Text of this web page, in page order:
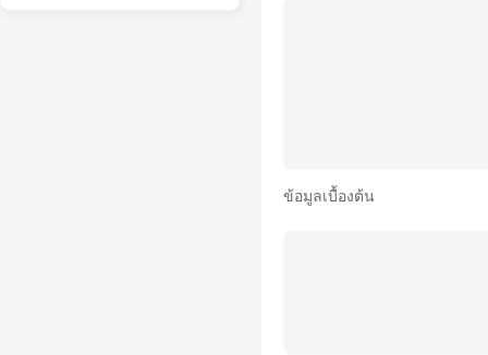
ข้อมูลเบื้องต้น